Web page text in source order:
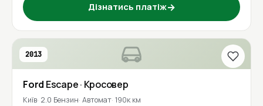
Дізнатись платіж→
2013
Ford Escape· Кросовер
Київ 2.0 Бензин Автомат 190к км